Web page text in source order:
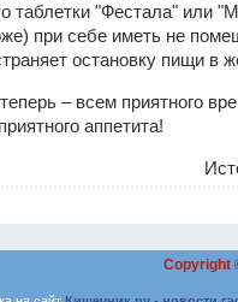
таблетки "Фестала" или
при себе иметь не
остановку пищи в
– всем приятного
аппетита!
Copyright